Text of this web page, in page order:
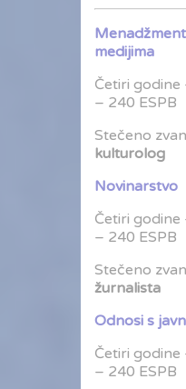
medijima
Četiri godine
– 240 ESPB
Stečeno
kulturolog
Novinarstvo
Četiri godine
– 240 ESPB
Stečeno
žurnalista
Odnosi s
Četiri godine
– 240 ESPB